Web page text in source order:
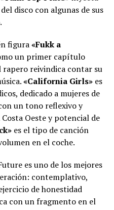
disco con algunas de sus
figura«Fukk a
un primer capítulo
reivindica contar su
«California Girls» es
dedicado a mujeres de
un tono reflexivo y
Oeste y potencial de
es el tipo de canción
en el coche.
es uno de los mejores
contemplativo,
de honestidad
con un fragmento en el